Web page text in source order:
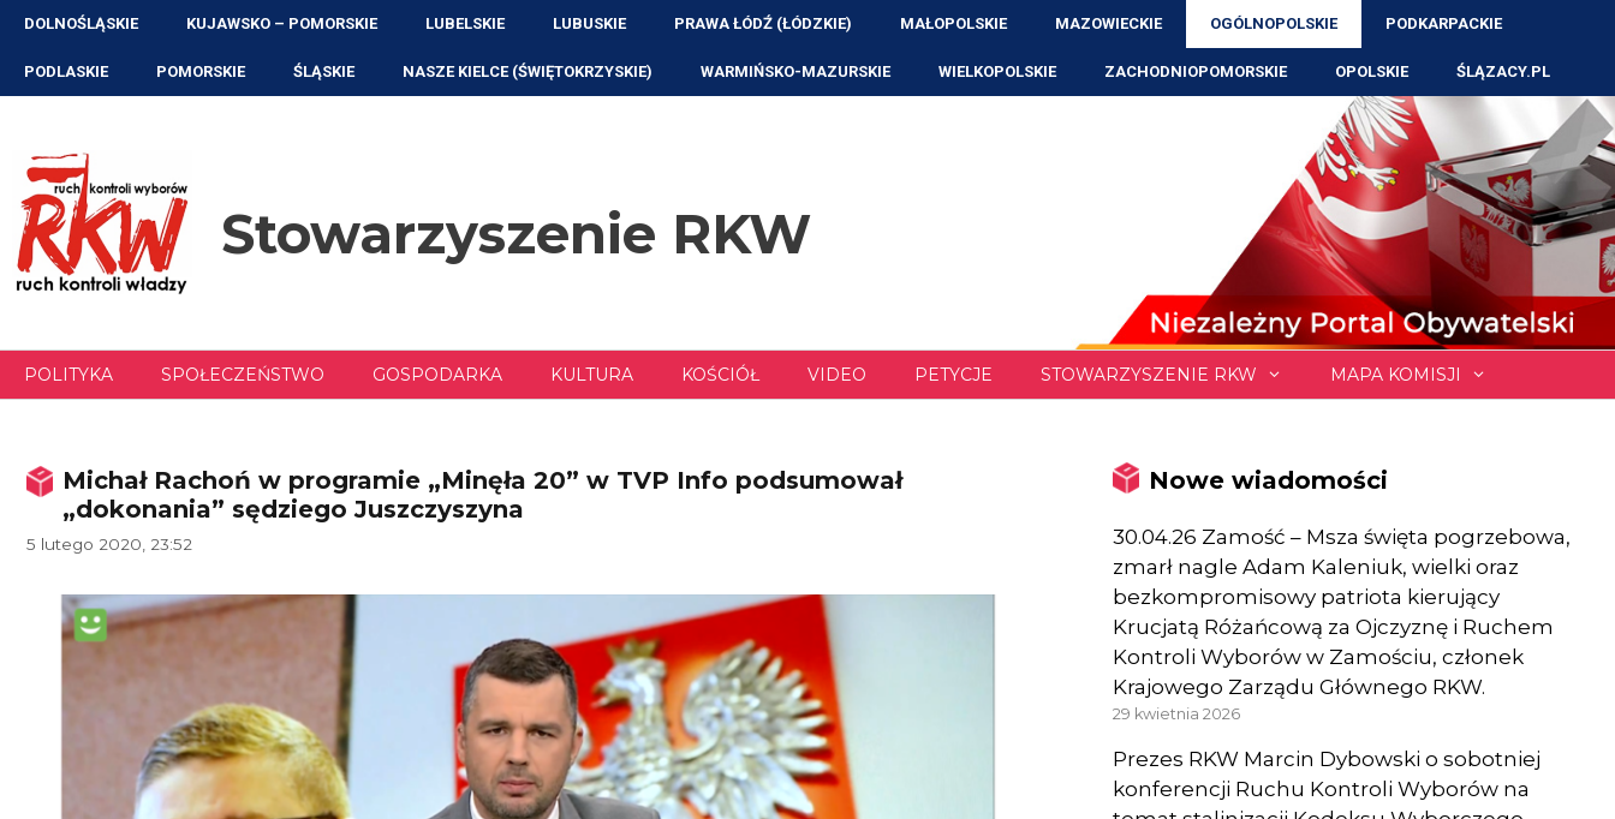
Przejdź
treści
DOLNOŚLĄSKIE KUJAWSKO – POMORSKIE LUBELSKIE LUBUSKIE PRAWA ŁÓDŹ (ŁÓDZKIE) MAŁOPOLSKIE MAZOWIECKIE OGÓLNOPOLSKIE PODKARPACKIE
PODLASKIE POMORSKIE ŚLĄSKIE NASZE KIELCE (ŚWIĘTOKRZYSKIE) WARMIŃSKO-MAZURSKIE WIELKOPOLSKIE ZACHODNIOPOMORSKIE OPOLSKIE ŚLĄZACY.PL
Stowarzyszenie RKW
POLITYKA SPOŁECZEŃSTWO GOSPODARKA KULTURA KOŚCIÓŁ VIDEO PETYCJE STOWARZYSZENIE RKW MAPA KOMISJI
Michał Rachoń w programie „Minęła 20” w TVP Info podsumował
„dokonania” sędziego Juszczyszyna
5 lutego 2020, 23:52
Nowe wiadomości
30.04.26 Zamość – Msza święta pogrzebowa,
zmarł nagle Adam Kaleniuk, wielki oraz
bezkompromisowy patriota kierujący
Krucjatą Różańcową za Ojczyznę i Ruchem
Kontroli Wyborów w Zamościu, członek
Krajowego Zarządu Głównego RKW.
29 kwietnia 2026
Prezes RKW Marcin Dybowski o sobotniej
konferencji Ruchu Kontroli Wyborów na